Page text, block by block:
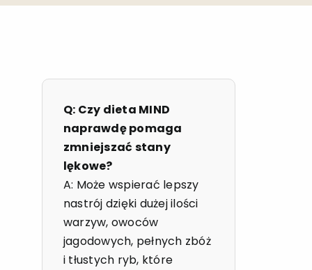
Q: Czy dieta MIND
naprawdę pomaga
zmniejszać stany
lękowe?
A: Może wspierać lepszy
nastrój dzięki dużej ilości
warzyw, owoców
jagodowych, pełnych zbóż
i tłustych ryb, które